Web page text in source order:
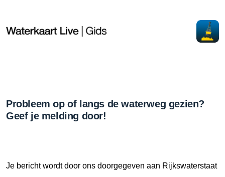
Probleem op of langs de waterweg gezien?
Geef je melding door!
Je bericht wordt door ons doorgegeven aan Rijkswaterstaat